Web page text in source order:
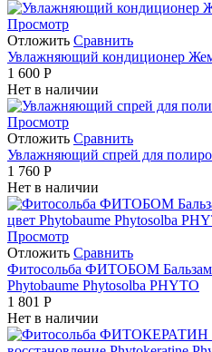
Просмотр
Отложить Сравнить
Увлажняющий кондиционер
1 600 Р
Нет в наличии
Просмотр
Отложить Сравнить
Увлажняющий спрей для
1 760 Р
Нет в наличии
Просмотр
Отложить Сравнить
Фитосольба ФИТОБОМ
Phytobaume Phytosolba PHYTO
1 801 Р
Нет в наличии